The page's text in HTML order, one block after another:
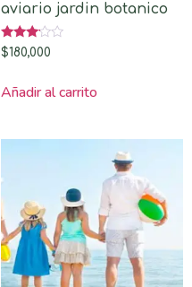
aviario jardin botanico
Valorado
con
$180,000
Añadir al carrito